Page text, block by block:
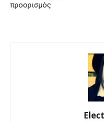
προορισμός